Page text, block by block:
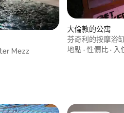
Mezz
大倫敦的公寓
芬奇利的按摩浴
地點 · 性價比 · 入